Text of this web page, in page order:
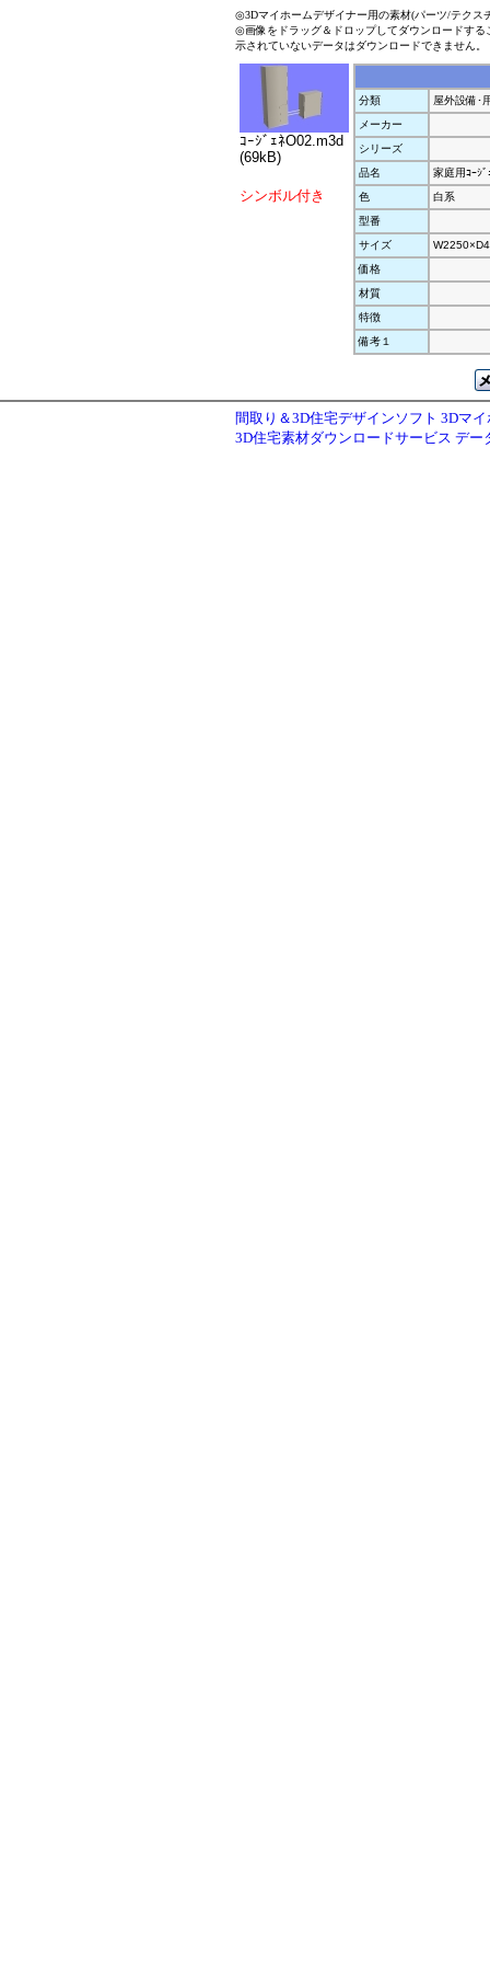
◎3Dマイホームデザイナー用の素材(パーツ/テクス
◎画像をドラッグ＆ドロップしてダウンロードす
示されていないデータはダウンロードできません。
ｺｰｼﾞｪﾈO02.m3d
(69kB)
シンボル付き
分類
屋外設備･
メーカー
シリーズ
品名
家庭用ｺｰｼﾞ
色
白系
型番
サイズ
価格
材質
特徴
備考１
間取り＆3D住宅デザインソフト 3Dマ
3D住宅素材ダウンロードサービス デー